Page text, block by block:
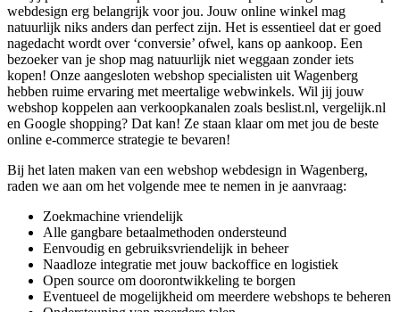
webdesign erg belangrijk voor jou. Jouw online winkel mag
natuurlijk niks anders dan perfect zijn. Het is essentieel dat er goed
nagedacht wordt over ‘conversie’ ofwel, kans op aankoop. Een
bezoeker van je shop mag natuurlijk niet weggaan zonder iets
kopen! Onze aangesloten webshop specialisten uit Wagenberg
hebben ruime ervaring met meertalige webwinkels. Wil jij jouw
webshop koppelen aan verkoopkanalen zoals beslist.nl, vergelijk.nl
en Google shopping? Dat kan! Ze staan klaar om met jou de beste
online e-commerce strategie te bevaren!
Bij het laten maken van een webshop webdesign in Wagenberg,
raden we aan om het volgende mee te nemen in je aanvraag:
Zoekmachine vriendelijk
Alle gangbare betaalmethoden ondersteund
Eenvoudig en gebruiksvriendelijk in beheer
Naadloze integratie met jouw backoffice en logistiek
Open source om doorontwikkeling te borgen
Eventueel de mogelijkheid om meerdere webshops te beheren